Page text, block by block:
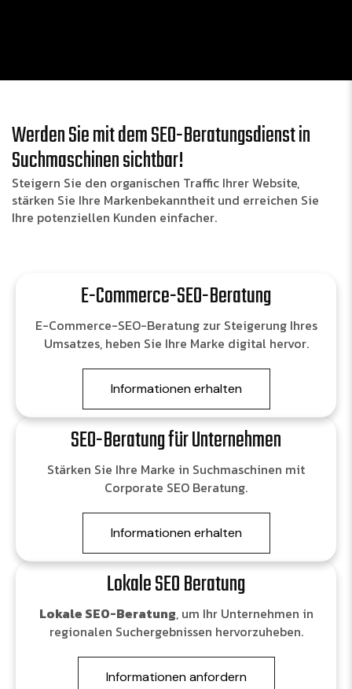
Werden Sie mit dem SEO-Beratungsdienst in
Suchmaschinen sichtbar!
Steigern Sie den organischen Traffic Ihrer Website,
stärken Sie Ihre Markenbekanntheit und erreichen Sie
Ihre potenziellen Kunden einfacher.
E-Commerce-SEO-Beratung
E-Commerce-SEO-Beratung zur Steigerung Ihres
Umsatzes, heben Sie Ihre Marke digital hervor.
Informationen erhalten
SEO-Beratung für Unternehmen
Stärken Sie Ihre Marke in Suchmaschinen mit
Corporate SEO Beratung.
Informationen erhalten
Lokale SEO Beratung
Lokale SEO-Beratung, um Ihr Unternehmen in
regionalen Suchergebnissen hervorzuheben.
Informationen anfordern